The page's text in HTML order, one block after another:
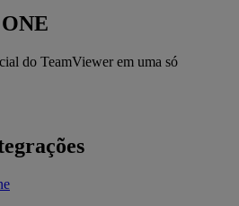
do TeamViewer em uma só